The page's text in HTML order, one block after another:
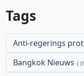
Tags
Anti-regerings
Bangkok Nieuws